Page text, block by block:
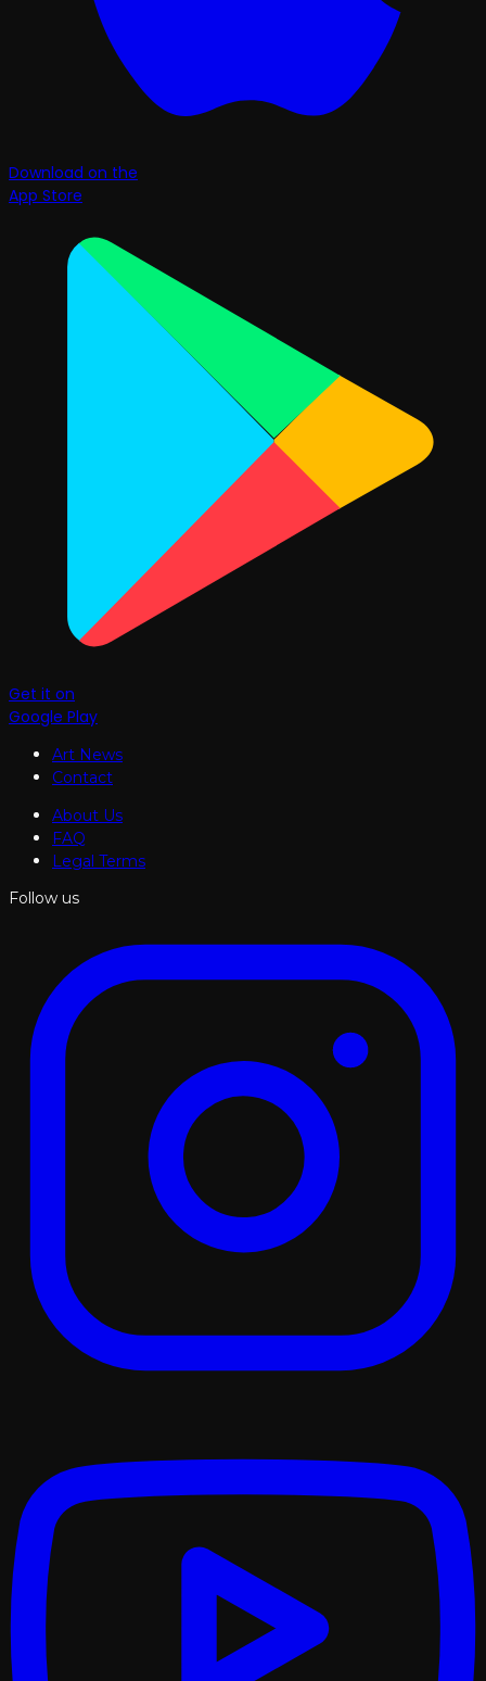
Download on the
App Store
Get it on
Google Play
Art News
Contact
About Us
FAQ
Legal Terms
Follow us